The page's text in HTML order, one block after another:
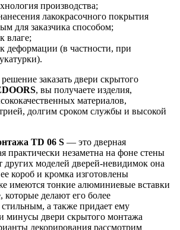
производства;
лакокрасочного покрытия
для заказчика способом;
влаге;
деформации (в частности, при
заказать двери скрытого
, вы получаете изделия,
материалов,
долгим сроком службы и высокой
TD 06 S — это дверная
практически незаметна на фоне стены
других моделей дверей-невидимок она
короб и кромка изготовлены
имеются тонкие алюминиевые вставки
которые делают его более
а также придает ему
минусы двери скрытого монтажа
декорирования рассмотрим